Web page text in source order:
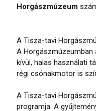
Horgászmúzeum
A Tisza-tavi
A
kívül, halas használati
régi csónakmotor is
A Tisza-tavi
programja. A